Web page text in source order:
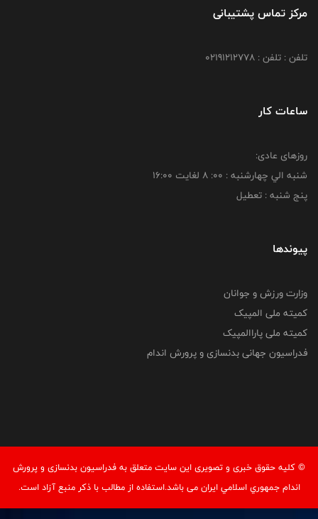
مرکز تماس پشتیبانی
تلفن : تلفن : 02191212778
ساعات کار
روزهای عادی:
شنبه الي چهارشنبه : 00: 8 لغايت 16:00
پنج شنبه : تعطیل
پیوندها
وزارت ورزش و جوانان
کمیته ملی المپیک
کمیته ملی پاراالمپیک
فدراسیون جهانی بدنسازی و پرورش اندام
© کليه حقوق خبری و تصويری اين سايت متعلق به فدراسيون بدنسازی و پرورش
اندام جمهوري اسلامي ايران می باشد.استفاده از مطالب با ذكر منبع آزاد است.